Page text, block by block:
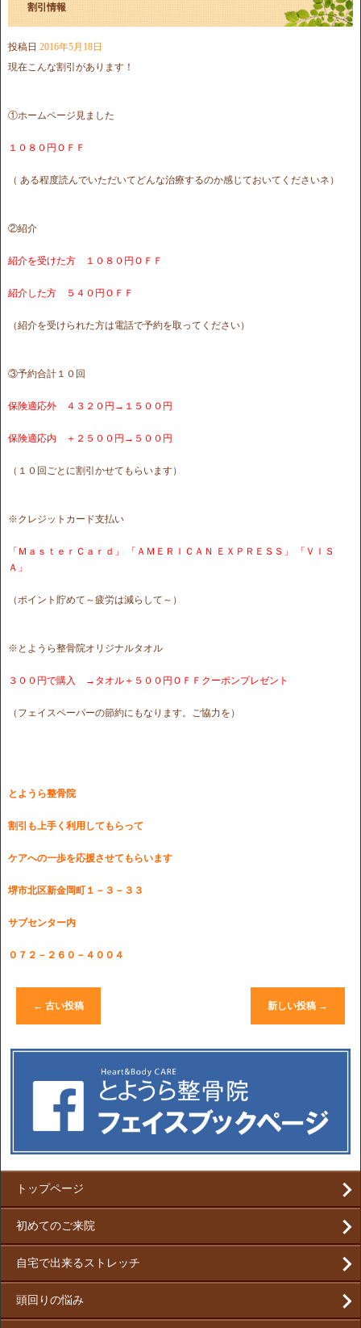
割引情報
投稿日 2016年5月18日
現在こんな割引があります！
①ホームページ見ました
１０８０円ＯＦＦ
（ ある程度読んでいただいてどんな治療するのか感じておいてくださいネ）
②紹介
紹介を受けた方 １０８０円ＯＦＦ
紹介した方 ５４０円ＯＦＦ
（紹介を受けられた方は電話で予約を取ってください）
③予約合計１０回
保険適応外 ４３２０円→１５００円
保険適応内 ＋２５００円→５００円
（１０回ごとに割引かせてもらいます）
※クレジットカード支払い
「ＭａｓｔｅｒＣａｒｄ」 「ＡＭＥＲＩＣＡＮ ＥＸＰＲＥＳＳ」 「ＶＩＳ
Ａ」
（ポイント貯めて～疲労は減らして～）
※とようら整骨院オリジナルタオル
３００円で購入 →タオル＋５００円ＯＦＦクーポンプレゼント
（フェイスペーパーの節約にもなります。ご協力を）
とようら整骨院
割引も上手く利用してもらって
ケアへの一歩を応援させてもらいます
堺市北区新金岡町１－３－３３
サブセンター内
０７２－２６０－４００４
← 古い投稿 新しい投稿 →
トップページ
初めてのご来院
自宅で出来るストレッチ
頭回りの悩み